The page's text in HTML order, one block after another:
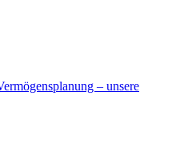
– unsere